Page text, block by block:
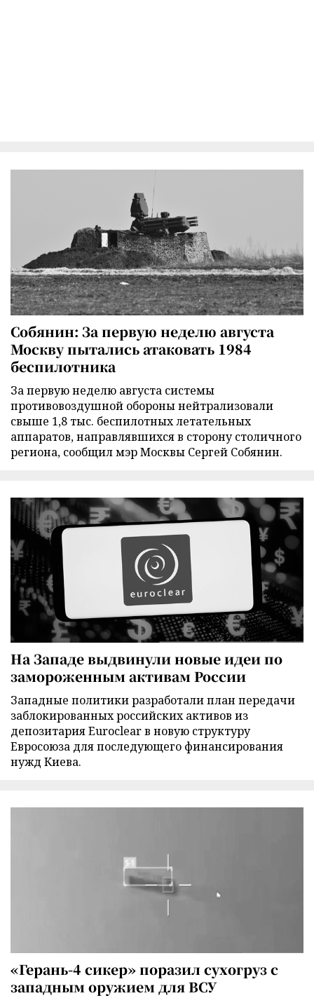
Собянин: За первую неделю августа
Москву пытались атаковать 1984
беспилотника
За первую неделю августа системы
противовоздушной обороны нейтрализовали
свыше 1,8 тыс. беспилотных летательных
аппаратов, направлявшихся в сторону столичного
региона, сообщил мэр Москвы Сергей Собянин.
На Западе выдвинули новые идеи по
замороженным активам России
Западные политики разработали план передачи
заблокированных российских активов из
депозитария Euroclear в новую структуру
Евросоюза для последующего финансирования
нужд Киева.
«Герань-4 сикер» поразил сухогруз с
западным оружием для ВСУ